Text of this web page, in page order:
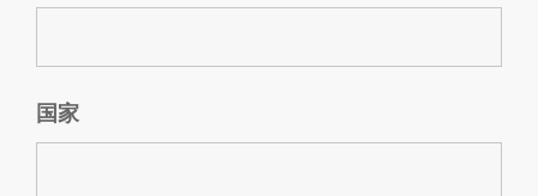
国家